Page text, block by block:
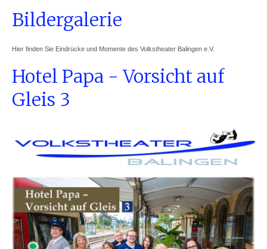
Bildergalerie
Hier finden Sie Eindrücke und Momente des Volkstheater Balingen e.V.
Hotel Papa - Vorsicht auf
Gleis 3